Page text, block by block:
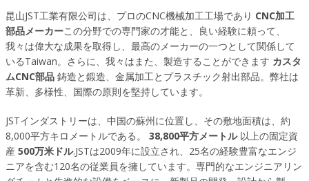
昆山JST工業有限公司は、プロのCNC機械加工工場であり CNC加工
部品メーカーこの分野での専門家の才能と、良い経験に頼って、
我々は偉大な成果を取得し、最高のメーカーの一つとして関係して
いるTaiwan。さらに、我々はまた、製造することができます カスタ
ムCNC部品 鋳造と鍛造、金属加工とプラスチック射出部品。弊社は
革新、多様性、国際の原則を堅持しています。
JSTインダストリーは、中国の蘇州に位置し、その敷地面積は、約
8,000平方キロメートルである。 38,800平方メートル以上の固定資
産 500万米ドル.JSTは2009年に設立され、25名の経験豊富なエンジ
ニアを含む120名の従業員を擁しています。専門的なエンジニアリン